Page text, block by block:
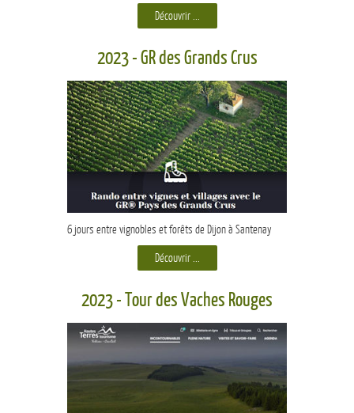
Découvrir ...
2023 - GR des Grands Crus
6 jours entre vignobles et forêts de Dijon à Santenay
Découvrir ...
2023 - Tour des Vaches Rouges